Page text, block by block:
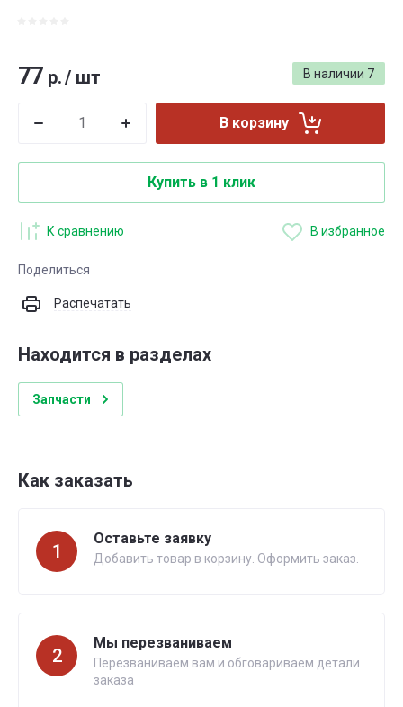
В наличии 7
77 р./ шт
В корзину
Купить в 1 клик
К сравнению В избранное
Поделиться
Распечатать
Находится в разделах
Запчасти
Как заказать
1
Оставьте заявку
Добавить товар в корзину. Оформить заказ.
2
Мы перезваниваем
Перезваниваем вам и обговариваем детали
заказа